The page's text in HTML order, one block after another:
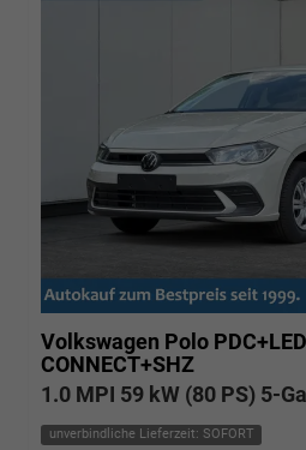
Volkswagen Polo
CONNECT+SHZ
1.0 MPI 59 kW (80 PS) 5-
unverbindliche Lieferzeit: SOFORT